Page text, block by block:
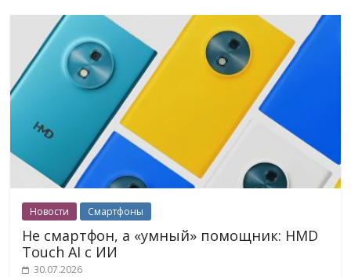
Новости Смартфоны
Не смартфон, а «умный» помощник: HMD
Touch AI с ИИ
30.07.2026